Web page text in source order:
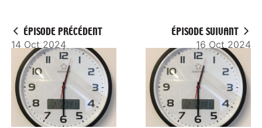
ÉPISODE PRÉCÉDENT
14 Oct 2024
ÉPISODE SUIVANT
16 Oct 2024